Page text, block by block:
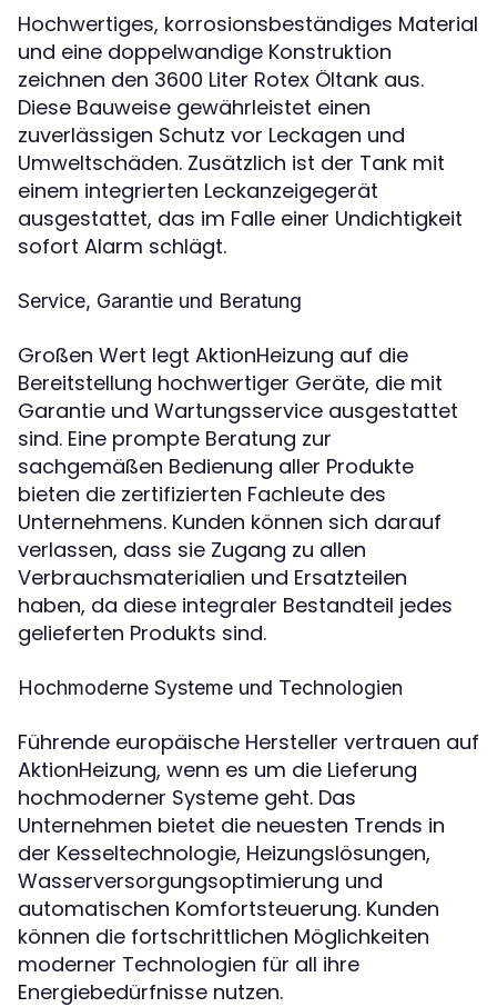
Hochwertiges, korrosionsbeständiges Material
und eine doppelwandige Konstruktion
zeichnen den 3600 Liter Rotex Öltank aus.
Diese Bauweise gewährleistet einen
zuverlässigen Schutz vor Leckagen und
Umweltschäden. Zusätzlich ist der Tank mit
einem integrierten Leckanzeigegerät
ausgestattet, das im Falle einer Undichtigkeit
sofort Alarm schlägt.
Service, Garantie und Beratung
Großen Wert legt AktionHeizung auf die
Bereitstellung hochwertiger Geräte, die mit
Garantie und Wartungsservice ausgestattet
sind. Eine prompte Beratung zur
sachgemäßen Bedienung aller Produkte
bieten die zertifizierten Fachleute des
Unternehmens. Kunden können sich darauf
verlassen, dass sie Zugang zu allen
Verbrauchsmaterialien und Ersatzteilen
haben, da diese integraler Bestandteil jedes
gelieferten Produkts sind.
Hochmoderne Systeme und Technologien
Führende europäische Hersteller vertrauen auf
AktionHeizung, wenn es um die Lieferung
hochmoderner Systeme geht. Das
Unternehmen bietet die neuesten Trends in
der Kesseltechnologie, Heizungslösungen,
Wasserversorgungsoptimierung und
automatischen Komfortsteuerung. Kunden
können die fortschrittlichen Möglichkeiten
moderner Technologien für all ihre
Energiebedürfnisse nutzen.